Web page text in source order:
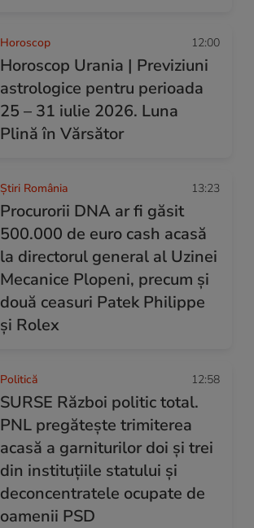
Horoscop 12:00
Horoscop Urania | Previziuni
astrologice pentru perioada
25 – 31 iulie 2026. Luna
Plină în Vărsător
Știri România 13:23
Procurorii DNA ar fi găsit
500.000 de euro cash acasă
la directorul general al Uzinei
Mecanice Plopeni, precum și
două ceasuri Patek Philippe
și Rolex
Politică 12:58
SURSE Război politic total.
PNL pregătește trimiterea
acasă a garniturilor doi și trei
din instituțiile statului și
deconcentratele ocupate de
oamenii PSD